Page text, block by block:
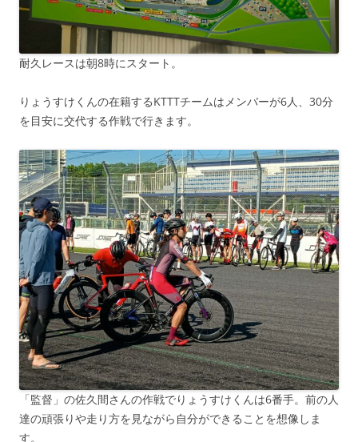
耐久レースは朝8時にスタート。
りょうすけくんの在籍するKTTTチームはメンバーが6人、30分
を目安に交代する作戦で行きます。
「監督」の佐久間さんの作戦でりょうすけくんは6番手。前の人
達の頑張りや走り方を見ながら自分ができることを想像しま
す。